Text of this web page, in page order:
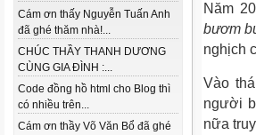
Cám ơn thấy Nguyễn Tuấn Anh
đã ghé thăm nhà!...
CHÚC THẦY THANH DƯƠNG
CÙNG GIA ĐÌNH :...
Code đồng hồ html cho Blog thì
có nhiều trên...
Cám ơn thầy Võ Văn Bổ đã ghé
Năm
bươm
nghịch
Vào
người
nữa